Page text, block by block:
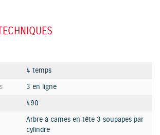
4 temps
3 en ligne
490
Arbre à cames en tête 3 soupapes par
cylindre